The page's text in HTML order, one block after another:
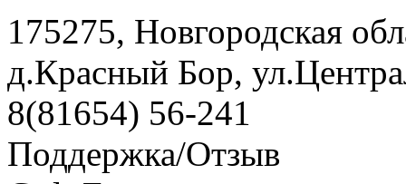
175275, Новгородская
д.Красный Бор,
8(81654) 56-241
Поддержка/Отзыв